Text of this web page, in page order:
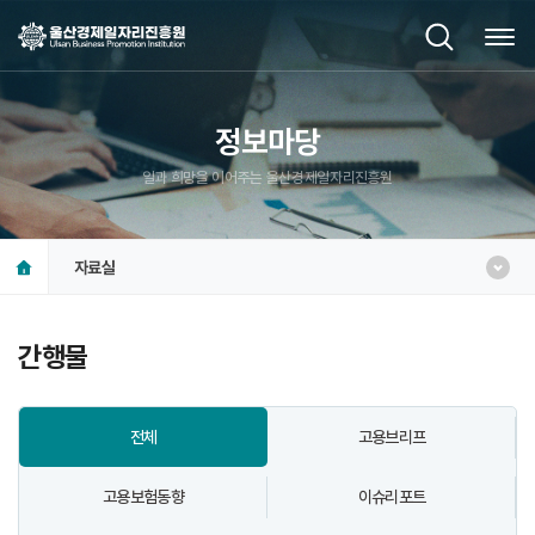
정보마당
일과 희망을 이어주는 울산경제일자리진흥원
자료실
간행물
전체 고용브리프
고용보험동향 이슈리포트